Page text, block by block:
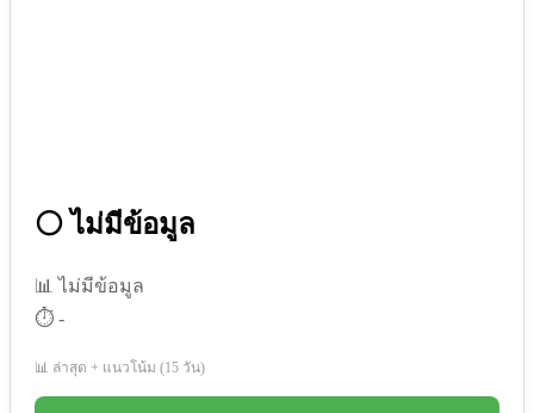
⚪ ไม่มีข้อมูล
📊 ไม่มีข้อมูล
⏱️ -
📊 ล่าสุด + แนวโน้ม (15 วัน)